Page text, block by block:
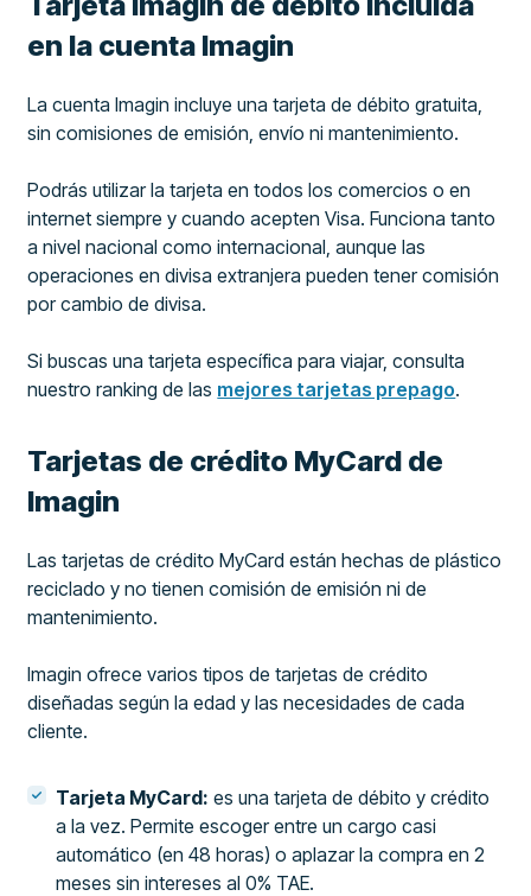
en la cuenta Imagin
La cuenta Imagin incluye una tarjeta de débito gratuita,
sin comisiones de emisión, envío ni mantenimiento.
Podrás utilizar la tarjeta en todos los comercios o en
internet siempre y cuando acepten Visa. Funciona tanto
a nivel nacional como internacional, aunque las
operaciones en divisa extranjera pueden tener comisión
por cambio de divisa.
Si buscas una tarjeta específica para viajar, consulta
nuestro ranking de las mejores tarjetas prepago.
Tarjetas de crédito MyCard de
Imagin
Las tarjetas de crédito MyCard están hechas de plástico
reciclado y no tienen comisión de emisión ni de
mantenimiento.
Imagin ofrece varios tipos de tarjetas de crédito
diseñadas según la edad y las necesidades de cada
cliente.
Tarjeta MyCard: es una tarjeta de débito y crédito
a la vez. Permite escoger entre un cargo casi
automático (en 48 horas) o aplazar la compra en 2
meses sin intereses al 0% TAE.